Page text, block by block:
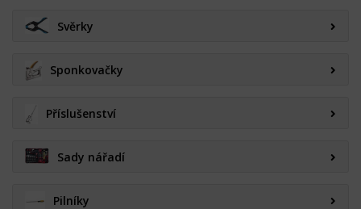
Svěrky
Sponkovačky
Příslušenství
Sady nářadí
Pilníky